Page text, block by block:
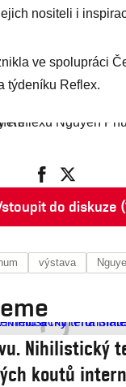
nositeli i
ve spolupráci
týdeníku Reflex.
do diskuze
výstava
Nihilistický
koutů